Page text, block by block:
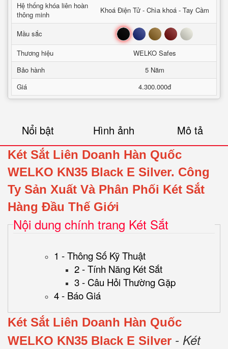
Hệ thống khóa liên hoàn
thông minh
Khoá Điện Tử - Chìa khoá - Tay Cầm
Mầu sắc Đen Xanh Nâu Đỏ Trắng
Thương hiệu
WELKO Safes
Bảo hành
5 Năm
Giá
4.300.000đ
Nổi bật Hình ảnh Mô tả
Két Sắt Liên Doanh Hàn Quốc
WELKO KN35 Black E Silver. Công
Ty Sản Xuất Và Phân Phối Két Sắt
Hàng Đầu Thế Giới
Nội dung chính trang Két Sắt
1 - Thông Số Kỹ Thuật
2 - Tính Năng Két Sắt
3 - Câu Hỏi Thường Gặp
4 - Báo Giá
Két Sắt Liên Doanh Hàn Quốc
WELKO KN35 Black E Silver - Két